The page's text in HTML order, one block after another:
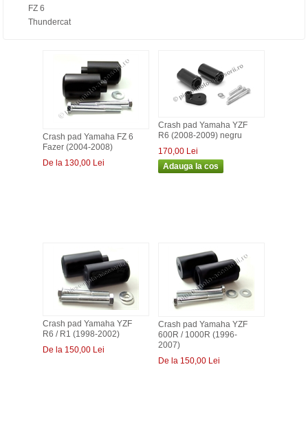
FZ 6
Thundercat
Crash pad Yamaha FZ 6
Fazer (2004-2008)
De la 130,00 Lei
Crash pad Yamaha YZF
R6 (2008-2009) negru
170,00 Lei
Crash pad Yamaha YZF
R6 / R1 (1998-2002)
De la 150,00 Lei
Crash pad Yamaha YZF
600R / 1000R (1996-
2007)
De la 150,00 Lei